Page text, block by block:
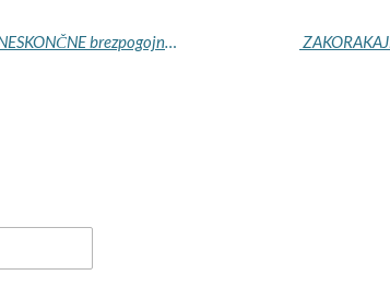
ZAKORAKAJMO v koledarsko leto 2024 v LETO NESKONČNE brezpogojne LJUBEZNI